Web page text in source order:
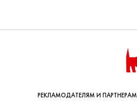
РЕКЛАМОДАТЕЛЯМ И ПАРТНЕРАМ